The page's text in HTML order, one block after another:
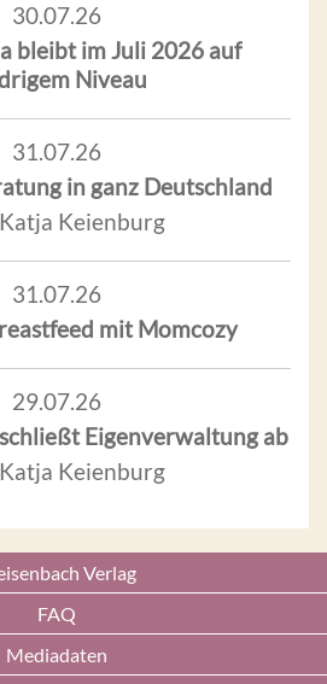
30.07.26
bleibt im Juli 2026 auf
Niveau
31.07.26
in ganz Deutschland
Keienburg
31.07.26
mit Momcozy
29.07.26
Eigenverwaltung ab
Keienburg
Verlag
FAQ
Mediadaten